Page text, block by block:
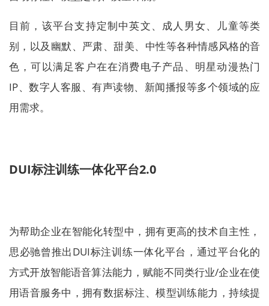
目前，该平台支持定制中英文、成人男女、儿童等类
别，以及幽默、严肃、甜美、中性等各种情感风格的音
色，可以满足客户在在消费电子产品、明星动漫热门
IP、数字人客服、有声读物、新闻播报等多个领域的应
用需求。
DUI标注训练一体化平台2.0
为帮助企业在智能化转型中，拥有更高的技术自主性，
思必驰曾推出DUI标注训练一体化平台，通过平台化的
方式开放智能语音算法能力，赋能不同类行业/企业在使
用语音服务中，拥有数据标注、模型训练能力，持续提